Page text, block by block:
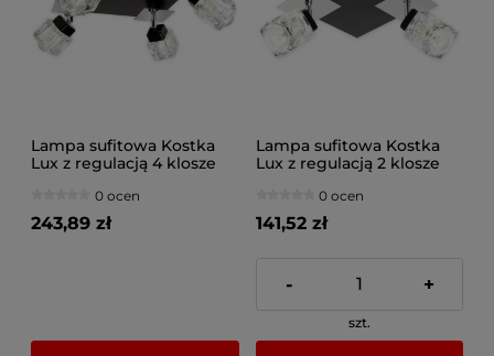
Lampa sufitowa Kostka
Lux z regulacją 4 klosze
0 ocen
243,89 zł
Lampa sufitowa Kostka
Lux z regulacją 2 klosze
0 ocen
141,52 zł
- +
szt.